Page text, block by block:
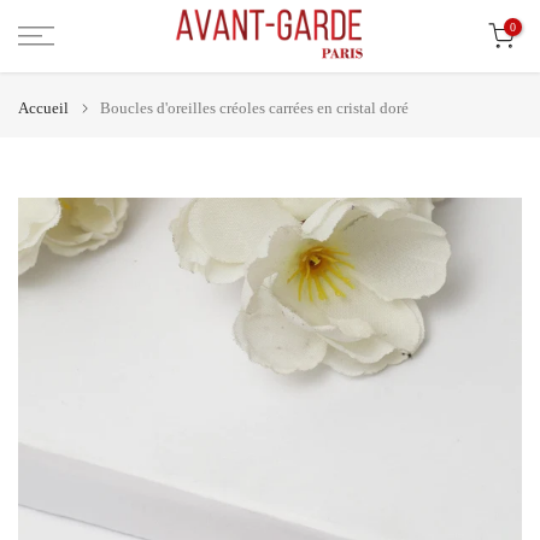
Aller
0
Accueil Boucles d'oreilles créoles carrées en cristal doré